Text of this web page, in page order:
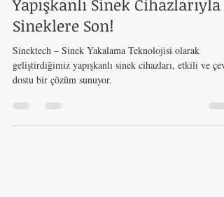
Sinektech ile Hijyenik Alanlar:
Yapışkanlı Sinek Cihazlarıyla
Sineklere Son!
Sinektech – Sinek Yakalama Teknolojisi olarak
dostu bir çözüm sunuyor.